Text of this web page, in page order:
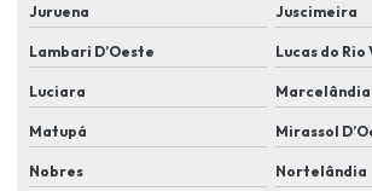
Instalação elétrica alarme residencial
Instalação de eletroímã
Juruena Juscimeira
Lambari D’Oeste Lucas do Rio
Luciara Marcelândia
Matupá Mirassol
Nobres Nortelândia